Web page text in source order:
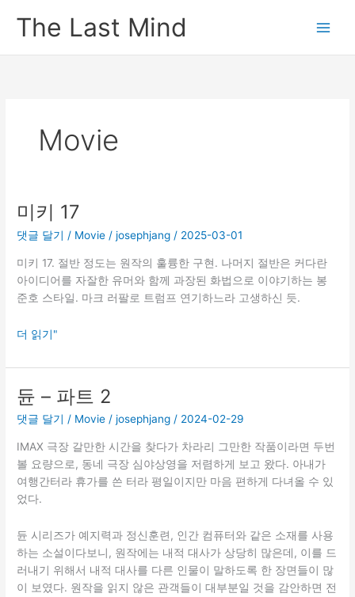
The Last Mind
Movie
미키 17
댓글 달기 / Movie /josephjang / 2025-03-01
미키 17. 절반 정도는 원작의 훌륭한 구현. 나머지 절반은 커다란
아이디어를 자잘한 유머와 함께 과장된 화법으로 이야기하는 봉
준호 스타일. 마크 러팔로 트럼프 연기하느라 고생하신 듯.
미
17
더 읽기"
듄 – 파트 2
댓글 달기 / Movie /josephjang/ 2024-02-29
IMAX 극장 갈만한 시간을 찾다가 차라리 그만한 작품이라면 두번
볼 요량으로, 동네 극장 심야상영을 저렴하게 보고 왔다. 아내가
여행간터라 휴가를 쓴 터라 평일이지만 마음 편하게 다녀올 수 있
었다.
듄 시리즈가 예지력과 정신훈련, 인간 컴퓨터와 같은 소재를 사용
하는 소설이다보니, 원작에는 내적 대사가 상당히 많은데, 이를 드
러내기 위해서 내적 대사를 다른 인물이 말하도록 한 장면들이 많
이 보였다. 원작을 읽지 않은 관객들이 대부분일 것을 감안하면 전